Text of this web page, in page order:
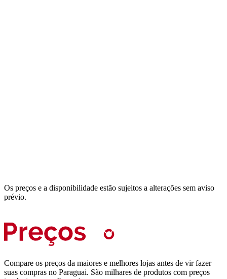
Os preços e a disponibilidade estão sujeitos a alterações sem aviso
prévio.
Compare os preços da maiores e melhores lojas antes de vir fazer
suas compras no Paraguai. São milhares de produtos com preços